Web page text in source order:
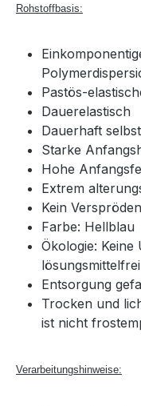
Rohstoffbasis:
Pastös-
Dauerelastisch
Dauerhaft
Starke
Hohe
Extrem
Kein Verspröden
Farbe: Hellblau
Ökologie:
lösungsmittelfrei
Entsorgung
Trocken und
ist nicht
Verarbeitungshinweise: